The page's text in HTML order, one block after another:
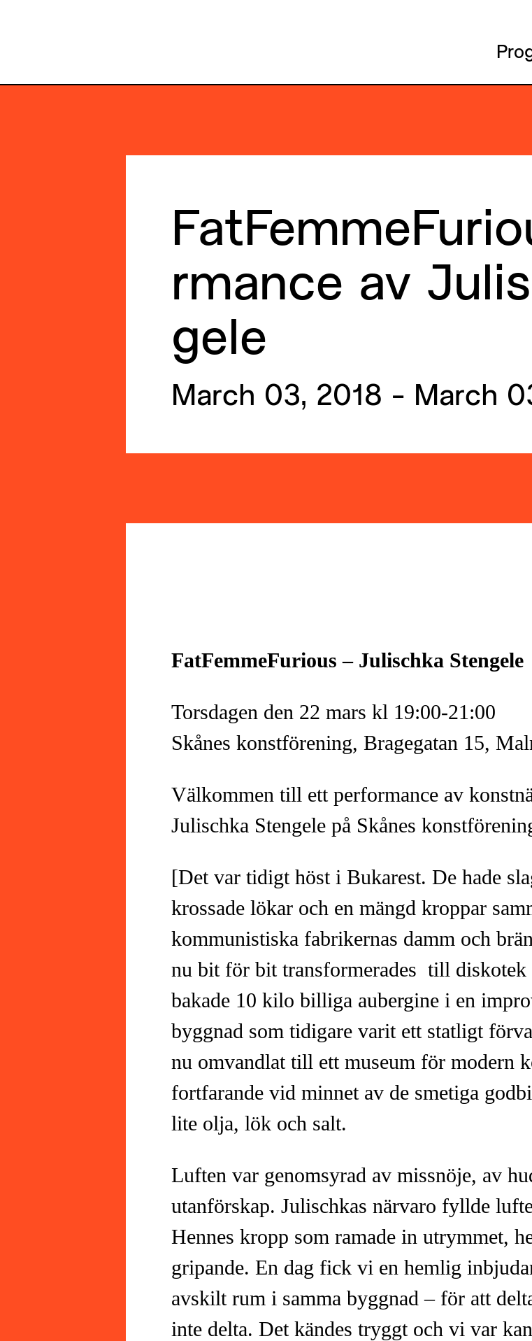
rmance av
gele
March 03, 2018 - March
FatFemmeFurious – Julischka Stengele
Torsdagen den 22 mars kl 19:00-21:00
Skånes konstförening, Bragegatan 15,
Välkommen till ett performance av
Julischka Stengele på Skånes
[Det var tidigt höst i Bukarest. De hade
krossade lökar och en mängd kroppar
kommunistiska fabrikernas damm och
nu bit för bit transformerades till diskotek
bakade 10 kilo billiga aubergine i en
byggnad som tidigare varit ett statligt
nu omvandlat till ett museum för modern
fortfarande vid minnet av de smetiga
lite olja, lök och salt.
Luften var genomsyrad av missnöje, av
utanförskap. Julischkas närvaro fyllde
Hennes kropp som ramade in utrymmet,
gripande. En dag fick vi en hemlig
avskilt rum i samma byggnad – för att
inte delta. Det kändes tryggt och vi var